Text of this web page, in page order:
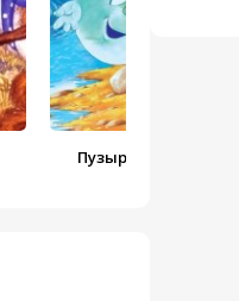
Пузырь, соломинка и